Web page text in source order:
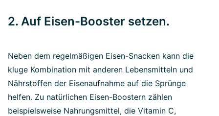
2. Auf Eisen-Booster setzen.
Neben dem regelmäßigen Eisen-Snacken kann die
kluge Kombination mit anderen Lebensmitteln und
Nährstoffen der Eisenaufnahme auf die Sprünge
helfen. Zu natürlichen Eisen-Boostern zählen
beispielsweise Nahrungsmittel, die Vitamin C,